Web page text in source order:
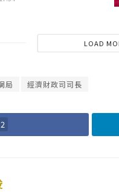
LOAD
局 經濟財政司司長
2